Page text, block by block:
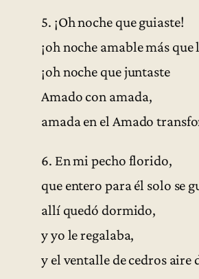
5. ¡Oh noche que guiaste!
¡oh noche amable más
¡oh noche que juntaste
Amado con amada,
amada en el Amado
6. En mi pecho florido,
que entero para él solo se
allí quedó dormido,
y yo le regalaba,
y el ventalle de cedros aire